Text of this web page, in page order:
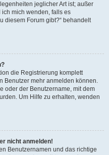
jeglicher Art ist; außer
ich mich wenden, falls es
diesem Forum gibt?“ behandelt
die Registrierung komplett
Benutzer mehr anmelden können.
oder der Benutzername, mit dem
Um Hilfe zu erhalten, wenden
nicht anmelden!
Benutzernamen und das richtige